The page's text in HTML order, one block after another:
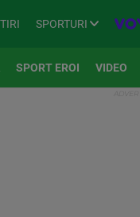
SPORTURI
SPORT EROI VIDEO